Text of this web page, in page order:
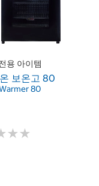
용 아이템
보온고 80
80
★★
★★